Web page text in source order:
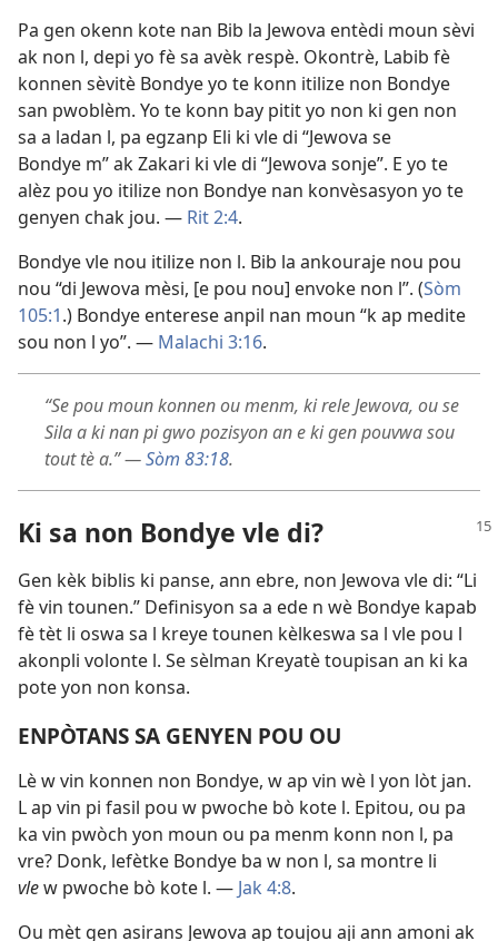
Pa gen okenn kote nan Bib la Jewova entèdi moun sèvi
ak non l, depi yo fè sa avèk respè. Okontrè, Labib fè
konnen sèvitè Bondye yo te konn itilize non Bondye
san pwoblèm. Yo te konn bay pitit yo non ki gen non
sa a ladan l, pa egzanp Eli ki vle di “Jewova se
Bondye m” ak Zakari ki vle di “Jewova sonje”. E yo te
alèz pou yo itilize non Bondye nan konvèsasyon yo te
genyen chak jou. — Rit 2:4.
Bondye vle nou itilize non l. Bib la ankouraje nou pou
nou “di Jewova mèsi, [e pou nou] envoke non l”. (Sòm
105:1.) Bondye enterese anpil nan moun “k ap medite
sou non l yo”. — Malachi 3:16.
“Se pou moun konnen ou menm, ki rele Jewova, ou se
Sila a ki nan pi gwo pozisyon an e ki gen pouvwa sou
tout tè a.” —Sòm 83:18.
Ki sa non Bondye vle di?
Gen kèk biblis ki panse, ann ebre, non Jewova vle di: “Li
fè vin tounen.” Definisyon sa a ede n wè Bondye kapab
fè tèt li oswa sa l kreye tounen kèlkeswa sa l vle pou l
akonpli volonte l. Se sèlman Kreyatè toupisan an ki ka
pote yon non konsa.
ENPÒTANS SA GENYEN POU OU
Lè w vin konnen non Bondye, w ap vin wè l yon lòt jan.
L ap vin pi fasil pou w pwoche bò kote l. Epitou, ou pa
ka vin pwòch yon moun ou pa menm konn non l, pa
vre? Donk, lefètke Bondye ba w non l, sa montre li
vlew pwoche bò kote l. — Jak 4:8.
Ou mèt gen asirans Jewova ap toujou aji ann amoni ak